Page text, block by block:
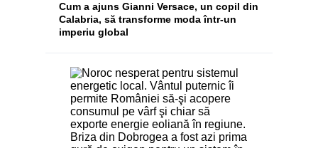
Cum a ajuns Gianni Versace, un copil din
Calabria, să transforme moda într-un
imperiu global